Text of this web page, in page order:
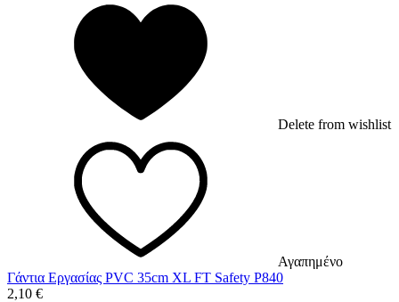
Delete from wishlist
Αγαπημένο
Γάντια Εργασίας PVC 35cm XL FT Safety P840
2,10 €